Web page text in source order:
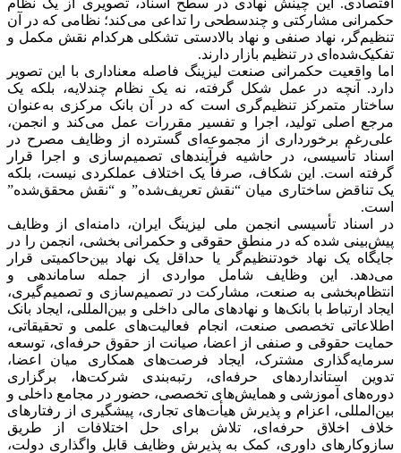
اقتصادی. این چینش نهادی در سطح اسناد، تصویری از یک نظام
حکمرانی مشارکتی و چندسطحی را تداعی می‌کند؛ نظامی که در آن
تنظیم‌گر، نهاد صنفی و نهاد بالادستی تشکلی هرکدام نقش مکمل و
تفکیک‌شده‌ای در تنظیم بازار دارند.
اما واقعیت حکمرانی صنعت لیزینگ فاصله معناداری با این تصویر
دارد. آنچه در عمل شکل گرفته، نه یک نظام چندلایه، بلکه یک
ساختار متمرکز تنظیم‌گری است که در آن بانک مرکزی به‌عنوان
مرجع اصلی تولید، اجرا و تفسیر مقررات عمل می‌کند و انجمن،
علی‌رغم برخورداری از مجموعه‌ای گسترده از وظایف مصرح در
اسناد تأسیسی، در حاشیه فرآیندهای تصمیم‌سازی و اجرا قرار
گرفته است. این شکاف، صرفاً یک اختلاف عملکردی نیست، بلکه
یک تناقض ساختاری میان “نقش تعریف‌شده” و “نقش محقق‌شده”
است.
در اسناد تأسیسی انجمن ملی لیزینگ ایران، دامنه‌ای از وظایف
پیش‌بینی شده که در منطق حقوقی و حکمرانی بخشی، انجمن را در
جایگاه یک نهاد خودتنظیم‌گر یا حداقل یک نهاد بین‌حاکمیتی قرار
می‌دهد. این وظایف شامل مواردی از جمله ساماندهی و
انتظام‌بخشی به صنعت، مشارکت در تصمیم‌سازی و تصمیم‌گیری،
ایجاد ارتباط با بانک‌ها و نهادهای مالی داخلی و بین‌المللی، ایجاد بانک
اطلاعاتی تخصصی صنعت، انجام فعالیت‌های علمی و تحقیقاتی،
حمایت حقوقی و صنفی از اعضا، صیانت از حقوق حرفه‌ای، توسعه
سرمایه‌گذاری مشترک، ایجاد فرصت‌های همکاری میان اعضا،
تدوین استانداردهای حرفه‌ای، رتبه‌بندی شرکت‌ها، برگزاری
دوره‌های آموزشی و همایش‌های تخصصی، حضور در مجامع داخلی و
بین‌المللی، اعزام و پذیرش هیأت‌های تجاری، پیشگیری از رفتارهای
خلاف اخلاق حرفه‌ای، تلاش برای حل اختلافات از طریق
سازوکارهای داوری، کمک به پذیرش وظایف قابل واگذاری دولت،